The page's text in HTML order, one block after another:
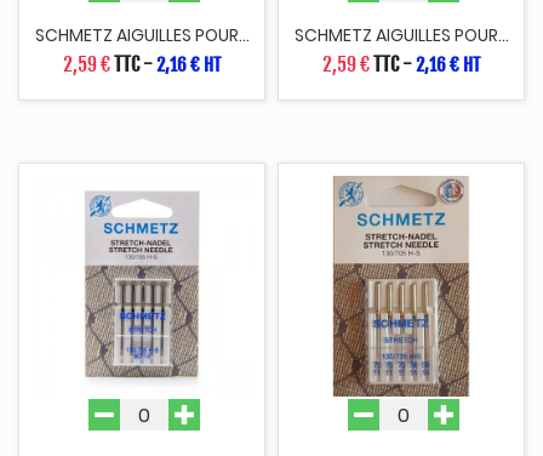
SCHMETZ AIGUILLES POUR...
2,59 €TTC-2,16 € HT
SCHMETZ AIGUILLES POUR...
2,59 €TTC-2,16 € HT